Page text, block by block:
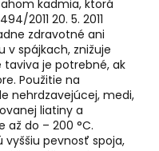
kadmia, ktorá
2011 20. 5. 2011
zdravotné ani
v spájkach, znižuje
taviva je potrebné, ak
Použitie na
nehrdzavejúcej, medi,
liatiny a
až do – 200 °C.
vyššiu pevnosť spoja,